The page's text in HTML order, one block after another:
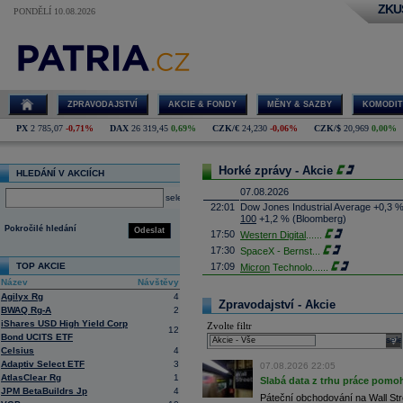
PONDĚLÍ 10.08.2026
ZPRAVODAJSTVÍ AKCIE & FONDY MĚNY & SAZBY
PX 2 785,07 -0,71% DAX 26 319,45 0,69% CZK/€ 24,230 -0,06% CZK/$ 20,969 0,00%
HLEDÁNÍ V AKCIÍCH
select
Odeslat
Pokročilé hledání
TOP AKCIE
Název
Návštěvy
Agilyx Rg
4
BWAQ Rg-A
2
iShares USD High Yield Corp
Bond UCITS ETF
12
Celsius
4
Adaptiv Select ETF
3
AtlasClear Rg
1
JPM BetaBuildrs Jp
4
Horké zprávy - Akcie
07.08.2026
22:01
Dow Jones Industrial Average +0,3
100 +1,2 % (Bloomberg)
17:50 Western Digital
17:30 SpaceX - Bernst
17:09 Micron Technolo
16:26
Objem obchodů s akciemi na
obchodů za poslední rok je 0,665
16:23 Zvýšení výroby balistických střel
nějakou dobu potrvá. Agentuře
Armin Papperger. Společná výroba
doplnit arzenál Spojeným státům,
(ČTK)
16:07 Conocophillips
Zpravodajství - Akcie
Zvolte filtr
07.08.2026 22:05
Slabá data z trhu práce
Páteční obchodování na Wall